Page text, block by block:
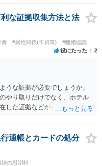
あれば、担当弁護士とよく相
な証拠収集方法と法
費 #異性関係(不貞等) #離婚協議
役にたった 2
うな証拠が必要でしょうか。
やり取りだけでなく、ホテル
した証拠などが有効です。 不
ると思われます。 ただし、不
を許したとの評価につながる
以上、ご参考まで。
通帳とカードの処分
婚の慰謝料